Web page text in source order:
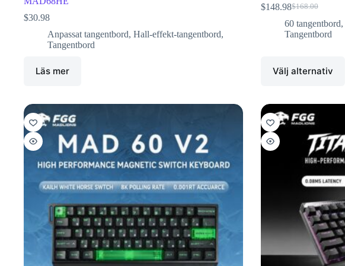
$30.98
Anpassat tangentbord, Hall-effekt-tangentbord,
Tangentbord
Läs mer
$168.00
$148.98
60 tangentbord,
Tangentbord
Välj alternativ